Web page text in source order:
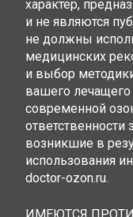
характер,
и не являются
не должны
медицинских
и выбор
вашего
современной
возникшие в
использования
doctor-ozon.ru.